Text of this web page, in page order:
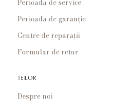
Perioada de service
Perioada de garanție
Centre de reparații
Formular de retur
TEILOR
Despre noi